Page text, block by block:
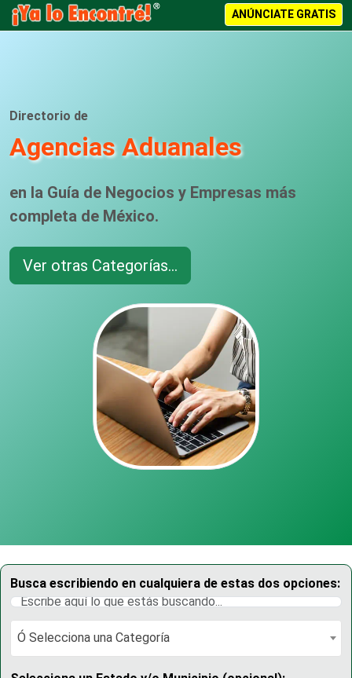
ANÚNCIATE GRATIS
Directorio de
Agencias Aduanales
en la Guía de Negocios y Empresas más
completa de México.
Ver otras Categorías...
Busca escribiendo en cualquiera de estas dos opciones:
Ó Selecciona una Categoría
Ó Selecciona una Categoría